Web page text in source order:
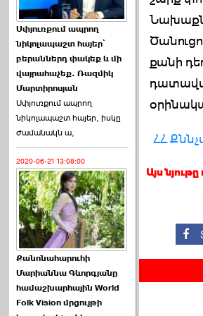
Աննա Վարդապետյանն
ուղերձ է հղել ›››
2026-06-25 23:21:00
Պաշտոնակռիվը սկսված
է. «Հրապարակ» ›››
2026-06-25 17:13:00
ԱԺ նախագահի
Սփյուռքում ապրող
նիկոլապաշտ հայեր՝
բերաններդ փակեք և մի
վայրահաչեք. Ռազմիկ
Մարտիրոսյան
Սփյուռքում ապրող
նիկոլապաշտ հայեր, իսկը
ժամանակն ա,
2020-06-21 13:08:00
Քանոնահարուհի
Մարիաննա Գևորգյանը
համաշխարհային World
Folk Vision մրցույթի
քանի
ՀՀ
Այս